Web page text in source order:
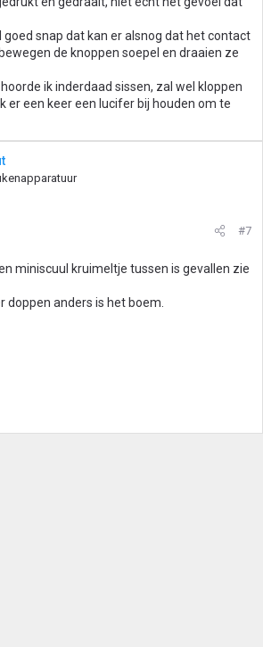
goed snap dat kan er alsnog dat het contact
de knoppen soepel en draaien ze
ik inderdaad sissen, zal wel kloppen
er een keer een lucifer bij houden om te
#7
miniscuul kruimeltje tussen is gevallen zie
doppen anders is het boem.